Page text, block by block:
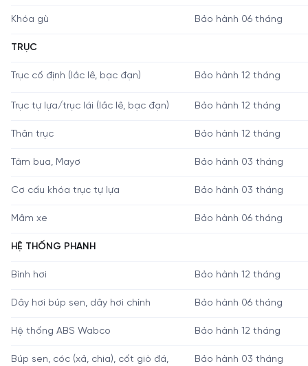
Khóa gù Bảo hành 06 tháng
TRỤC
Trục cố định (lắc lê, bạc đạn) Bảo hành 12 tháng
Trục tự lựa/trục lái (lắc lê, bạc đạn) Bảo hành 12 tháng
Thân trục Bảo hành 12 tháng
Tăm bua, Mayơ Bảo hành 03 tháng
Cơ cấu khóa trục tự lựa Bảo hành 03 tháng
Mâm xe Bảo hành 06 tháng
HỆ THỐNG PHANH
Bình hơi Bảo hành 12 tháng
Dây hơi búp sen, dây hơi chính Bảo hành 06 tháng
Hệ thống ABS Wabco Bảo hành 12 tháng
Búp sen, cóc (xả, chia), cốt giò đá,
Bảo hành 03 tháng